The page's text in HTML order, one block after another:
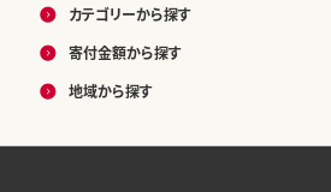
カテゴリーから探す
寄付金額から探す
地域から探す